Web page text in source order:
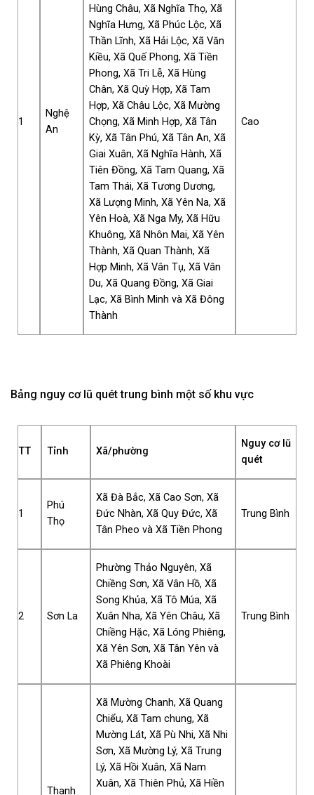
1
Nghệ
An
Hùng Châu, Xã Nghĩa Thọ, Xã
Nghĩa Hưng, Xã Phúc Lộc, Xã
Thần Lĩnh, Xã Hải Lộc, Xã Văn
Kiều, Xã Quế Phong, Xã Tiền
Phong, Xã Tri Lễ, Xã Hùng
Chân, Xã Quỳ Hợp, Xã Tam
Hợp, Xã Châu Lộc, Xã Mường
Chọng, Xã Minh Hợp, Xã Tân
Kỳ, Xã Tân Phú, Xã Tân An, Xã
Giai Xuân, Xã Nghĩa Hành, Xã
Tiên Đồng, Xã Tam Quang, Xã
Tam Thái, Xã Tương Dương,
Xã Lượng Minh, Xã Yên Na, Xã
Yên Hoà, Xã Nga My, Xã Hữu
Khuông, Xã Nhôn Mai, Xã Yên
Thành, Xã Quan Thành, Xã
Hợp Minh, Xã Vân Tụ, Xã Vân
Du, Xã Quang Đồng, Xã Giai
Lạc, Xã Bình Minh và Xã Đông
Thành
Cao
Bảng nguy cơ lũ quét trung bình một số khu vực
TT Tỉnh Xã/phường
Nguy cơ lũ
quét
1
Phú
Thọ
Xã Đà Bắc, Xã Cao Sơn, Xã
Đức Nhàn, Xã Quy Đức, Xã
Tân Pheo và Xã Tiền Phong
Trung Bình
2 Sơn La
Phường Thảo Nguyên, Xã
Chiềng Sơn, Xã Vân Hồ, Xã
Song Khủa, Xã Tô Múa, Xã
Xuân Nha, Xã Yên Châu, Xã
Chiềng Hặc, Xã Lóng Phiêng,
Xã Yên Sơn, Xã Tân Yên và
Xã Phiêng Khoài
Trung Bình
Thanh
Xã Mường Chanh, Xã Quang
Chiểu, Xã Tam chung, Xã
Mường Lát, Xã Pù Nhi, Xã Nhi
Sơn, Xã Mường Lý, Xã Trung
Lý, Xã Hồi Xuân, Xã Nam
Xuân, Xã Thiên Phủ, Xã Hiền